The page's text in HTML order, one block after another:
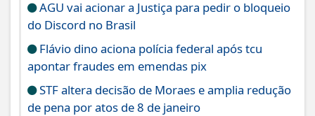
AGU vai acionar a Justiça para pedir o bloqueio
do Discord no Brasil
Flávio dino aciona polícia federal após tcu
apontar fraudes em emendas pix
STF altera decisão de Moraes e amplia redução
de pena por atos de 8 de janeiro